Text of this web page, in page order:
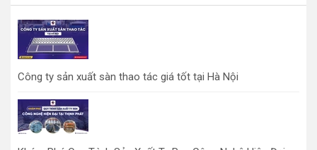
Công ty sản xuất sàn thao tác giá tốt tại Hà Nội